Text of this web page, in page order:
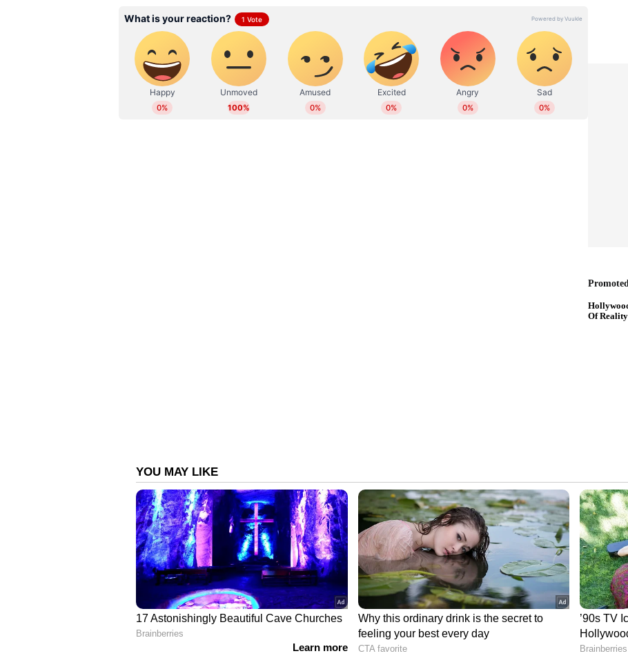
PP
2017 മുതല്‍ ഏഷ്യാനെറ്റ് ന്യൂസ് ഓണ്‍ലൈനില്‍ പ്രവര്‍ത്തിക്കുന്നു. നിലവില്‍ ചീഫ് സബ്
എഡിറ്റര്‍. ഡെവലപ്മെന്റ്റ് സ്റ്റഡീസിൽ ബിരുദാനന്തര ബിരുദവും ജേണലിസത്തില്‍
പോസ്റ്റ് ഗ്രാജുവേറ്റ് ഡിപ്ലോമയും നേടി. പ്രാദേശിക, കേരള, ദേശീയ അന്താരാഷ്ട്ര
വാർത്തകൾ, സംസ്ഥാന, ദേശീയ, അന്താരാഷ്ട്ര വാര്‍ത്തകളും എന്റര്‍ടെയിന്‍മെന്റ്,
ആരോഗ്യം തുടങ്ങിയ വിഷയങ്ങളിലും എഴുതുന്നു. ഒരു പതിറ്റാണ്ട് പിന്നിട്ട
മാധ്യമപ്രവര്‍ത്തന കാലയളവില്‍ നിരവധി ഗ്രൗണ്ട് റിപ്പോര്‍ട്ടുകള്‍, ന്യൂസ് സ്റ്റോറികള്‍,
ഫീച്ചറുകള്‍, അഭിമുഖങ്ങള്‍, ലേഖനങ്ങള്‍ തുടങ്ങിയവ പ്രസിദ്ധീകരിച്ചു. പ്രിന്റ്, വിഷ്വല്‍,
ഡിജിറ്റല്‍ മീഡിയകളില്‍ പ്രവര്‍ത്തനപരിചയം. മെയില്‍: prabeesh@asianetnews.in